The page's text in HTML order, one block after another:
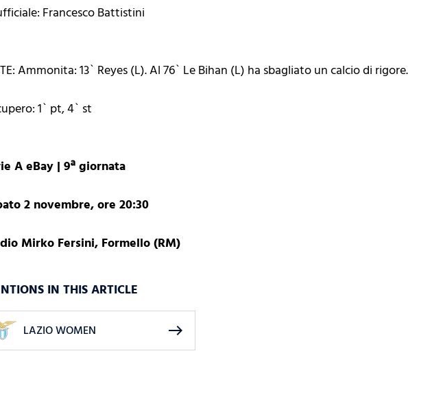
Francesco Battistini
Ammonita: 13` Reyes (L). Al 76` Le Bihan (L) ha sbagliato un calcio di rigore.
1` pt, 4` st
A eBay | 9ª giornata
2 novembre, ore 20:30
Mirko Fersini, Formello (RM)
IN THIS ARTICLE
LAZIO WOMEN east